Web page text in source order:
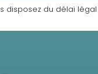
disposez du délai légal